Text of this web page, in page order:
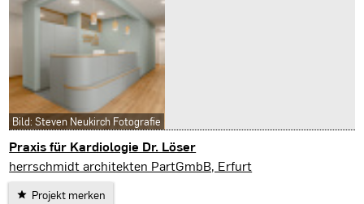
Praxis für Kardiologie Dr. Löser
Weimar
herrschmidt architekten PartGmbB, Erfurt
Projekt merken
Bild: Steven Neukirch Fotografie